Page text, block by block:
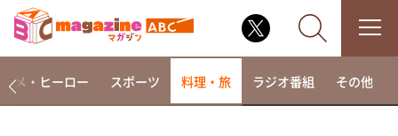
メ・ヒーロー スポーツ 料理・旅 ラジオ番組 その他